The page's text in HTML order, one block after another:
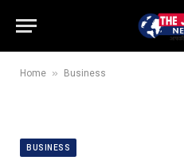
Home » Business
BUSINESS